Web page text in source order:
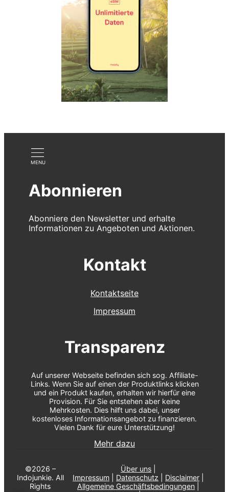
Abonnieren
Abonniere den Newsletter und erhalte
Informationen zu Angeboten und Aktionen.
Kontakt
Kontaktseite
Impressum
Transparenz
Auf unserer Webseite befinden sich sog. Affiliate-
Links. Wenn Sie auf einen der Produktlinks klicken
und ein Produkt kaufen, erhalten wir hierfür eine
Provision. Für Sie entstehen aber keine
Mehrkosten. Dies hilft uns dabei, unser
kostenloses Informationsangebot zu finanzieren.
Vielen Dank für eure Unterstützung!
Mehr dazu
©2026 –
Indojunkie. All
Rights
Über uns
Impressum
Datenschutz Disclaimer
Allgemeine Geschäftsbedingungen